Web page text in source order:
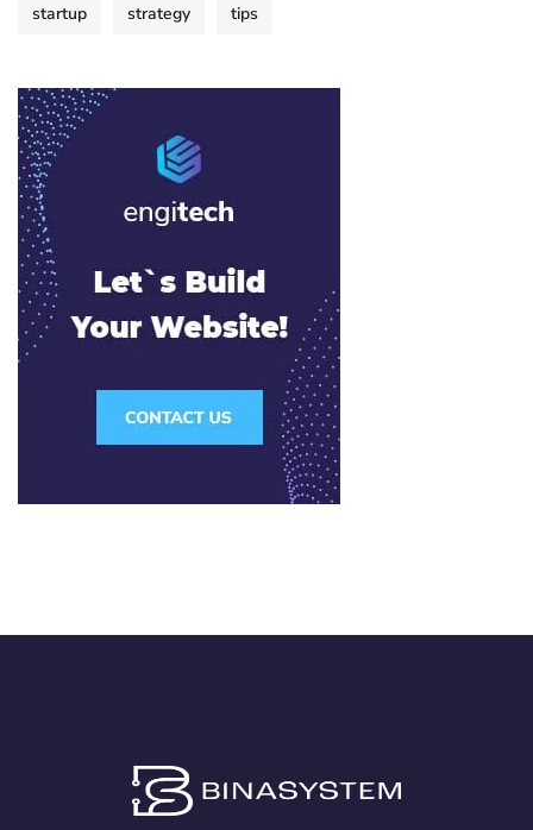
startup strategy tips